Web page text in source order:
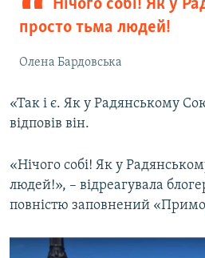
Нічого собі! Як у
просто тьма людей!
Олена Бардовська
«Так і є. Як у Радянському
відповів він.
«Нічого собі! Як у
людей!», – відреагувала
повністю заповнений